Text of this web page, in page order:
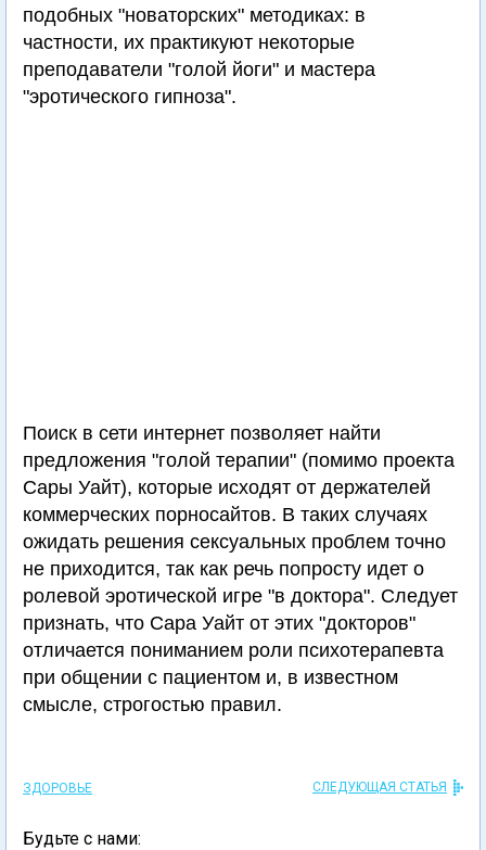
подобных "новаторских" методиках: в
частности, их практикуют некоторые
преподаватели "голой йоги" и мастера
"эротического гипноза".
Поиск в сети интернет позволяет найти
предложения "голой терапии" (помимо проекта
Сары Уайт), которые исходят от держателей
коммерческих порносайтов. В таких случаях
ожидать решения сексуальных проблем точно
не приходится, так как речь попросту идет о
ролевой эротической игре "в доктора". Следует
признать, что Сара Уайт от этих "докторов"
отличается пониманием роли психотерапевта
при общении с пациентом и, в известном
смысле, строгостью правил.
ЗДОРОВЬЕ СЛЕДУЮЩАЯ СТАТЬЯ
Будьте с нами: